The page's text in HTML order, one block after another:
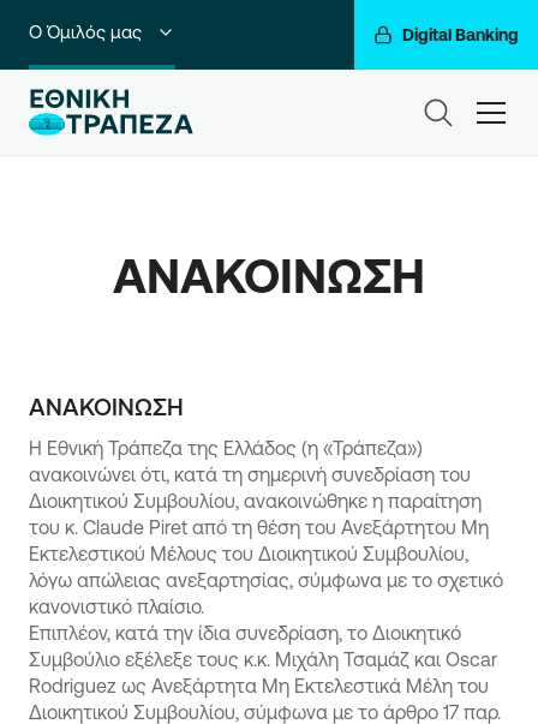
Ο Όμιλός μας Digital Banking
Ιδιώτες
Business Banking
ΑΝΑΚΟΙΝΩΣΗ
ΑΝΑΚΟΙΝΩΣΗ
Η Εθνική Τράπεζα της Ελλάδος (η «Τράπεζα»)
ανακοινώνει ότι, κατά τη σημερινή συνεδρίαση του
Διοικητικού Συμβουλίου, ανακοινώθηκε η παραίτηση
του κ. Claude Piret από τη θέση του Ανεξάρτητου Μη
Εκτελεστικού Μέλους του Διοικητικού Συμβουλίου,
λόγω απώλειας ανεξαρτησίας, σύμφωνα με το σχετικό
κανονιστικό πλαίσιο.
Επιπλέον, κατά την ίδια συνεδρίαση, το Διοικητικό
Συμβούλιο εξέλεξε τους κ.κ. Μιχάλη Τσαμάζ και Oscar
Rodriguez ως Ανεξάρτητα Μη Εκτελεστικά Μέλη του
Διοικητικού Συμβουλίου, σύμφωνα με το άρθρο 17 παρ.